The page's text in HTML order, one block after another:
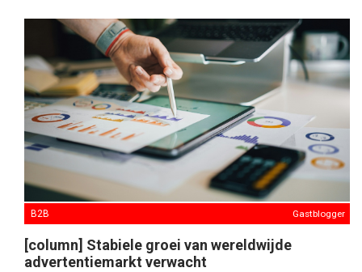
B2B Gastblogger
[column] Stabiele groei van wereldwijde
advertentiemarkt verwacht